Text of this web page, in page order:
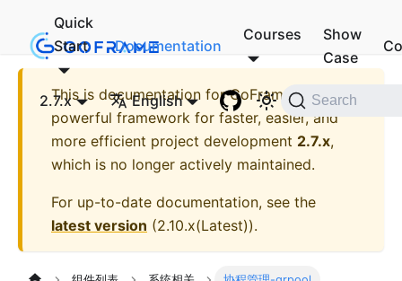
Quick
Start
Documentation
Courses
Show
Case
2.7.x English Search
This is documentation forGoFrame - A
powerful framework for faster, easier, and
more efficient project development 2.7.x,
which is no longer actively maintained.
For up-to-date documentation, see the
latest version (2.10.x(Latest)).